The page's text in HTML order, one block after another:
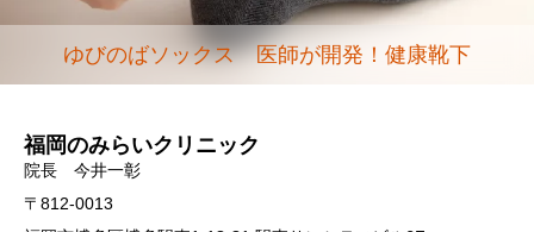
ゆびのばソックス 医師が開発！健康靴下
福岡のみらいクリニック
院長 今井一彰
〒812-0013